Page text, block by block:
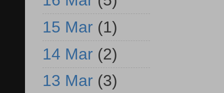
15 Mar (1)
14 Mar (2)
13 Mar (3)